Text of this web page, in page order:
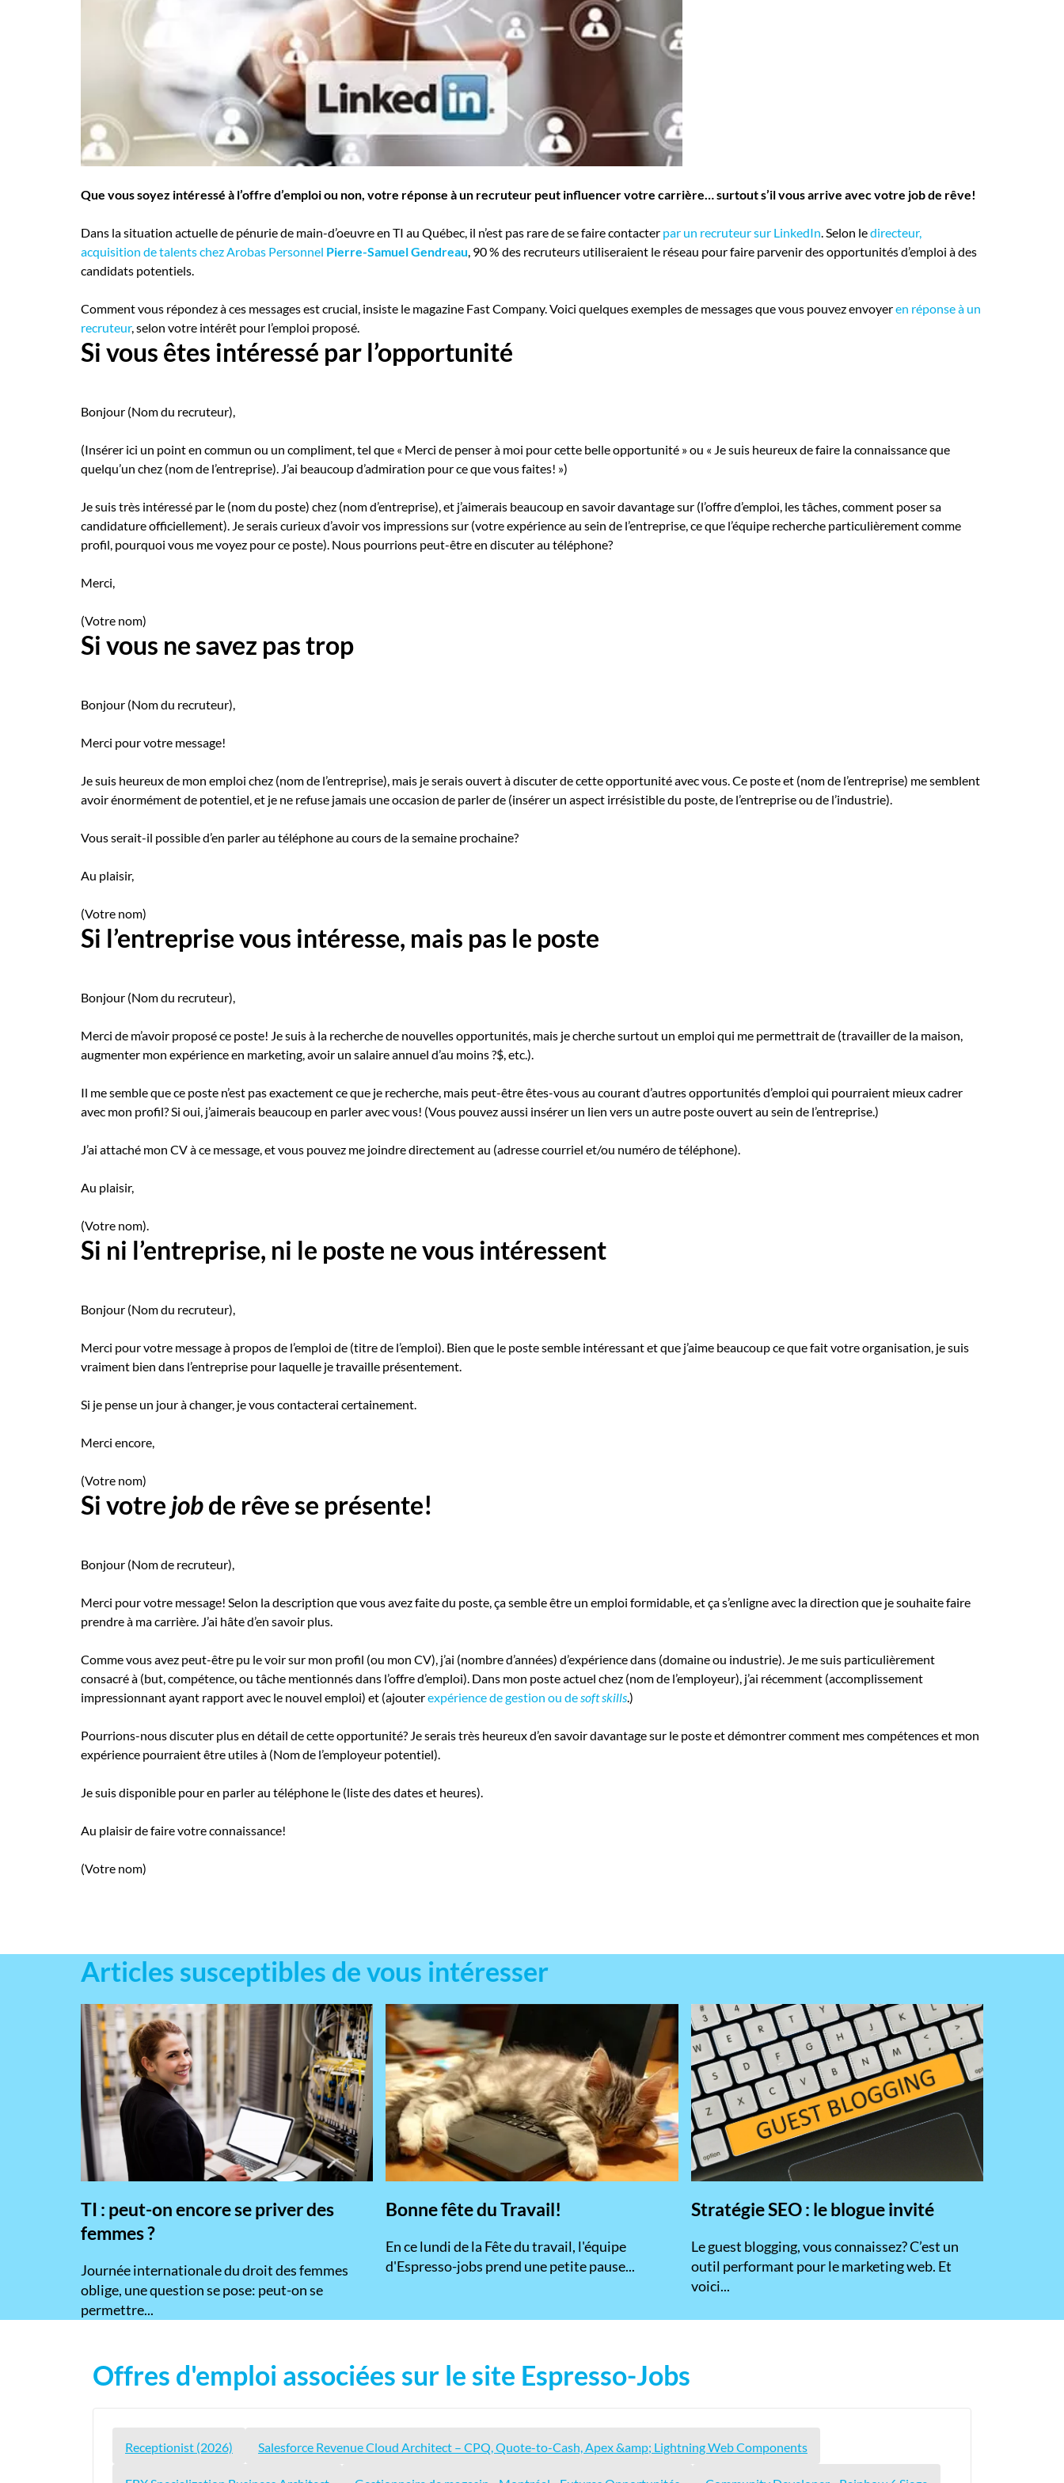
Employeurs
Publiez une offre d'emploi
Que vous soyez intéressé à l’offre d’emploi ou non, votre réponse à un recruteur peut influencer votre carrière… surtout s’il vous arrive avec votre job de rêve!
Dans la situation actuelle de pénurie de main-d’oeuvre en TI au Québec, il n’est pas rare de se faire contacter par un recruteur sur LinkedIn. Selon ledirecteur,
acquisition de talents chez Arobas Personnel Pierre-Samuel Gendreau, 90 % des recruteurs utiliseraient le réseau pour faire parvenir des opportunités d’emploi à des
candidats potentiels.
Comment vous répondez à ces messages est crucial, insiste le magazine Fast Company. Voici quelques exemples de messages que vous pouvez envoyeren réponse à un
recruteur, selon votre intérêt pour l’emploi proposé.
Si vous êtes intéressé par l’opportunité
Bonjour (Nom du recruteur),
(Insérer ici un point en commun ou un compliment, tel que « Merci de penser à moi pour cette belle opportunité » ou « Je suis heureux de faire la connaissance que
quelqu’un chez (nom de l’entreprise). J’ai beaucoup d’admiration pour ce que vous faites! »)
Je suis très intéressé par le (nom du poste) chez (nom d’entreprise), et j’aimerais beaucoup en savoir davantage sur (l’offre d’emploi, les tâches, comment poser sa
candidature officiellement). Je serais curieux d’avoir vos impressions sur (votre expérience au sein de l’entreprise, ce que l’équipe recherche particulièrement comme
profil, pourquoi vous me voyez pour ce poste). Nous pourrions peut-être en discuter au téléphone?
Merci,
(Votre nom)
Si vous ne savez pas trop
Bonjour (Nom du recruteur),
Merci pour votre message!
Je suis heureux de mon emploi chez (nom de l’entreprise), mais je serais ouvert à discuter de cette opportunité avec vous. Ce poste et (nom de l’entreprise) me semblent
avoir énormément de potentiel, et je ne refuse jamais une occasion de parler de (insérer un aspect irrésistible du poste, de l’entreprise ou de l’industrie).
Vous serait-il possible d’en parler au téléphone au cours de la semaine prochaine?
Au plaisir,
(Votre nom)
Si l’entreprise vous intéresse, mais pas le poste
Bonjour (Nom du recruteur),
Merci de m’avoir proposé ce poste! Je suis à la recherche de nouvelles opportunités, mais je cherche surtout un emploi qui me permettrait de (travailler de la maison,
augmenter mon expérience en marketing, avoir un salaire annuel d’au moins ?$, etc.).
Il me semble que ce poste n’est pas exactement ce que je recherche, mais peut-être êtes-vous au courant d’autres opportunités d’emploi qui pourraient mieux cadrer
avec mon profil? Si oui, j’aimerais beaucoup en parler avec vous! (Vous pouvez aussi insérer un lien vers un autre poste ouvert au sein de l’entreprise.)
J’ai attaché mon CV à ce message, et vous pouvez me joindre directement au (adresse courriel et/ou numéro de téléphone).
Au plaisir,
(Votre nom).
Si ni l’entreprise, ni le poste ne vous intéressent
Bonjour (Nom du recruteur),
Merci pour votre message à propos de l’emploi de (titre de l’emploi). Bien que le poste semble intéressant et que j’aime beaucoup ce que fait votre organisation, je suis
vraiment bien dans l’entreprise pour laquelle je travaille présentement.
Si je pense un jour à changer, je vous contacterai certainement.
Merci encore,
(Votre nom)
Si votre jobde rêve se présente!
Bonjour (Nom de recruteur),
Merci pour votre message! Selon la description que vous avez faite du poste, ça semble être un emploi formidable, et ça s’enligne avec la direction que je souhaite faire
prendre à ma carrière. J’ai hâte d’en savoir plus.
Comme vous avez peut-être pu le voir sur mon profil (ou mon CV), j’ai (nombre d’années) d’expérience dans (domaine ou industrie). Je me suis particulièrement
consacré à (but, compétence, ou tâche mentionnés dans l’offre d’emploi). Dans mon poste actuel chez (nom de l’employeur), j’ai récemment (accomplissement
impressionnant ayant rapport avec le nouvel emploi) et (ajouterexpérience de gestion ou desoft skills.)
Pourrions-nous discuter plus en détail de cette opportunité? Je serais très heureux d’en savoir davantage sur le poste et démontrer comment mes compétences et mon
expérience pourraient être utiles à (Nom de l’employeur potentiel).
Je suis disponible pour en parler au téléphone le (liste des dates et heures).
Au plaisir de faire votre connaissance!
(Votre nom)
Articles susceptibles de vous intéresser
TI : peut-on encore se priver des
femmes ?
​Journée internationale du droit des femmes
oblige, une question se pose: peut-on se
permettre...
Bonne fête du Travail!
En ce lundi de la Fête du travail, l'équipe
d'Espresso-jobs prend une petite pause...
Stratégie SEO : le blogue invité
​Le guest blogging, vous connaissez? C’est un
outil performant pour le marketing web. Et
voici...
Offres d'emploi associées sur le site Espresso-Jobs
Receptionist (2026) Salesforce Revenue Cloud Architect – CPQ, Quote-to-Cash, Apex &amp; Lightning Web Components